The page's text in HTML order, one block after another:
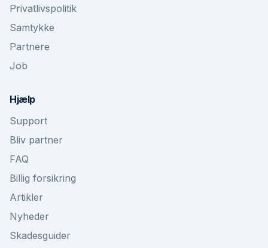
Privatlivspolitik
Samtykke
Partnere
Job
Hjælp
Support
Bliv partner
FAQ
Billig forsikring
Artikler
Nyheder
Skadesguider